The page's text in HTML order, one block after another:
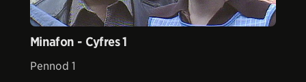
Minafon - Cyfres 1
Pennod 1